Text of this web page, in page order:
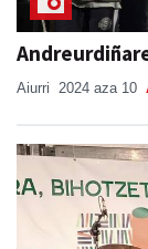
Aiurri 2024 aza 10